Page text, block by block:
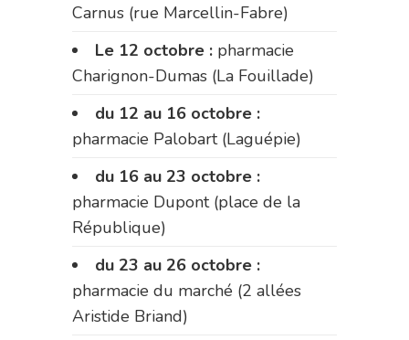
Carnus (rue Marcellin-Fabre)
Le 12 octobre : pharmacie
Charignon-Dumas (La Fouillade)
du 12 au 16 octobre :
pharmacie Palobart (Laguépie)
du 16 au 23 octobre :
pharmacie Dupont (place de la
République)
du 23 au 26 octobre :
pharmacie du marché (2 allées
Aristide Briand)